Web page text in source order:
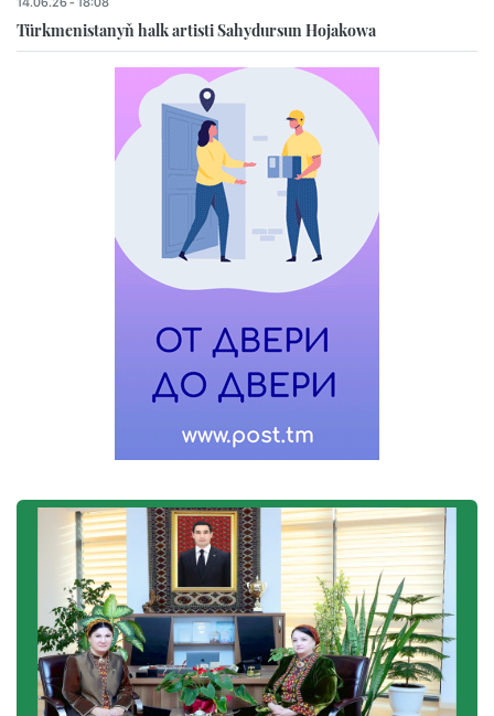
Türkmenistanyň halk artisti Sahydursun Hojakowa